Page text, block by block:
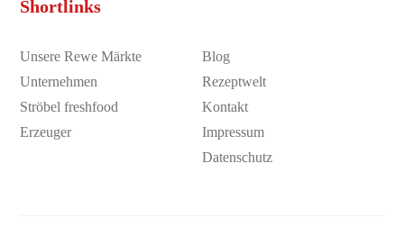
Shortlinks
Unsere Rewe Märkte
Blog
Unternehmen
Rezeptwelt
Ströbel freshfood
Kontakt
Erzeuger
Impressum
Datenschutz